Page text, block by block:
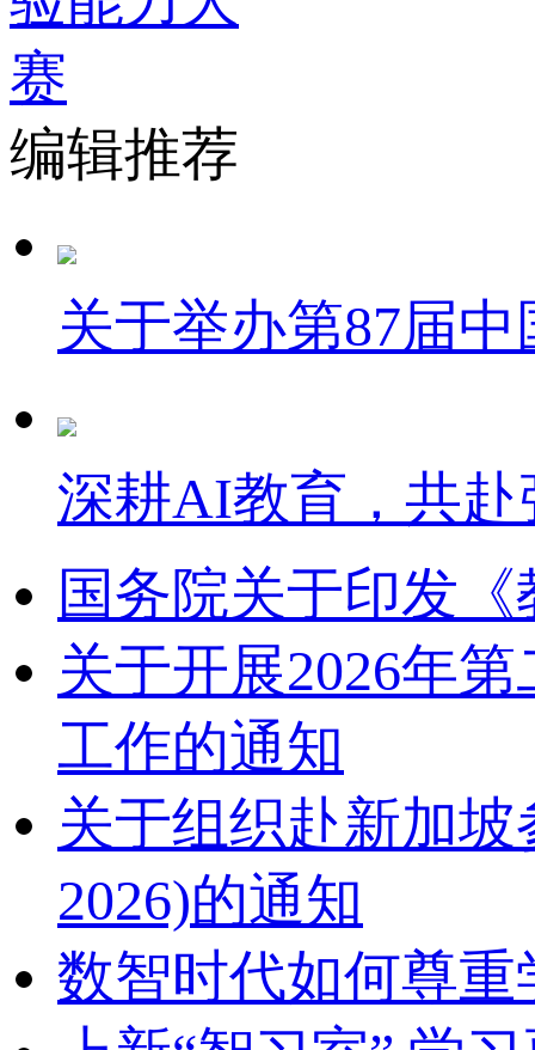
编辑推荐
关于举办第87届
深耕AI教育，共
国务院关于印发
关于开展2026年
工作的通知
关于组织赴新加坡
2026)的通知
数智时代如何尊重